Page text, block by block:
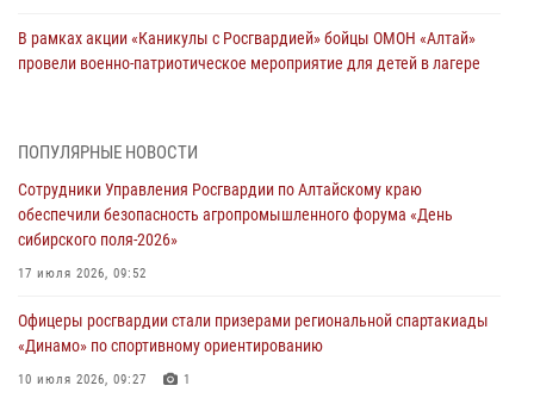
В рамках акции «Каникулы с Росгвардией» бойцы ОМОН «Алтай»
провели военно-патриотическое мероприятие для детей в лагере
акции «Коробка храбрости»
Сотрудники Росгвардии провели встречу с юными пограничниками
03 июля 2026, 04:03
Управление Росгвардии по Алтайскому краю провело для детей
ПОПУЛЯРНЫЕ НОВОСТИ
Сотрудники Управления Росгвардии по Алтайскому краю
обеспечили безопасность агропромышленного форума «День
сибирского поля-2026»
17 июля 2026, 09:52
Офицеры росгвардии стали призерами региональной спартакиады
«Динамо» по спортивному ориентированию
10 июля 2026, 09:27 1